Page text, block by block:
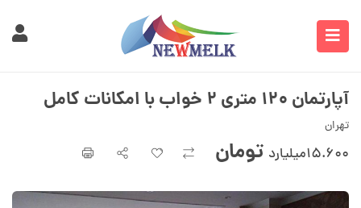
آپارتمان ۱۲۰ متری ۲ خواب با امکانات کامل
تهران
۱۵.۶۰۰میلیارد تومان